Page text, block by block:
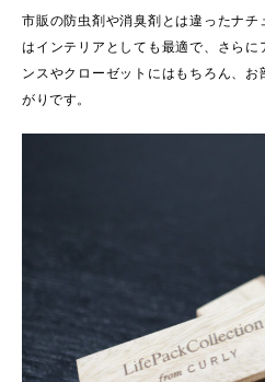
市販の防虫剤や消臭剤とは違ったナ
はインテリアとしても最適で、さら
ンスやクローゼットにはもちろん、
がりです。